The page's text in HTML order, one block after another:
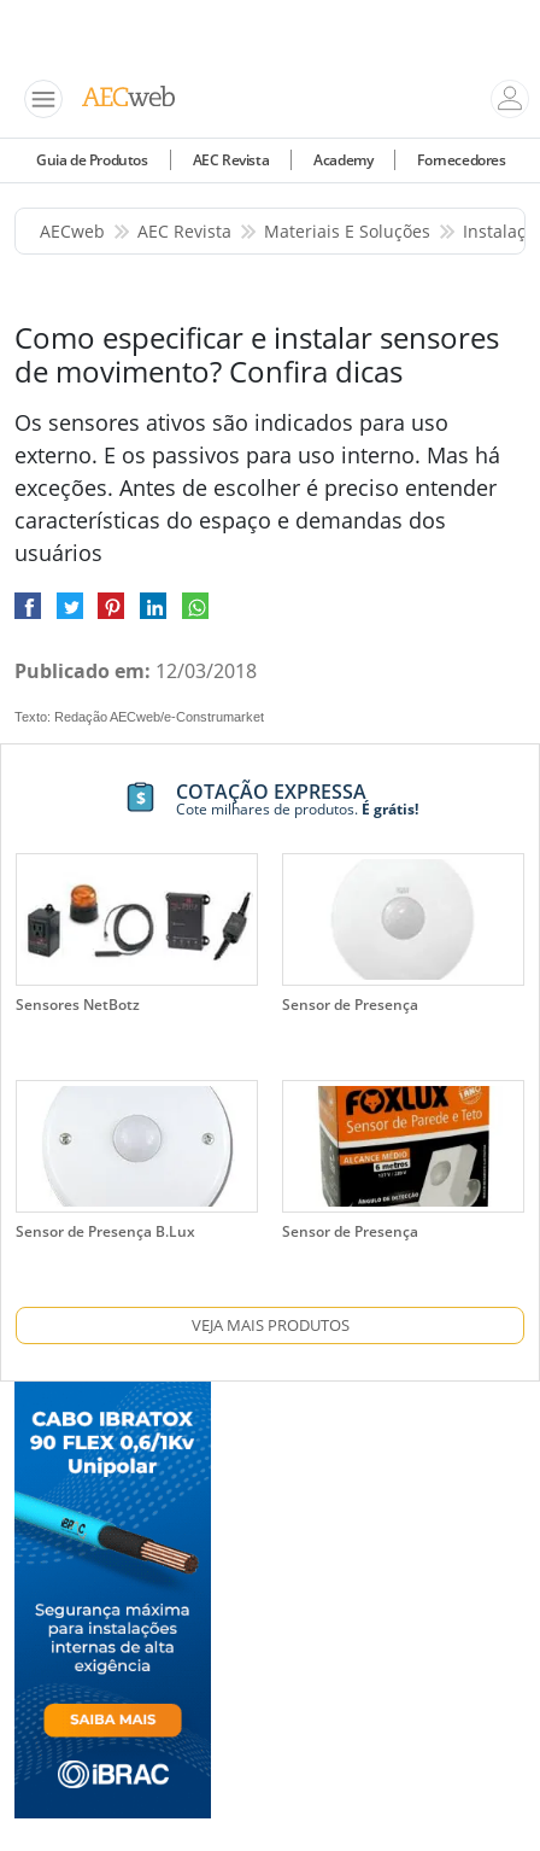
Guia de Produtos AEC Revista Academy Fornecedores
AECweb AEC Revista Materiais E Soluções
Como especificar e instalar sensores
de movimento? Confira dicas
Os sensores ativos são indicados para uso
externo. E os passivos para uso interno. Mas há
exceções. Antes de escolher é preciso entender
características do espaço e demandas dos
usuários
Publicado em: 12/03/2018
Texto: Redação AECweb/e-Construmarket
COTAÇÃO EXPRESSA
Cote milhares de produtos.É grátis!
Sensores NetBotz Sensor de Presença
Sensor de Presença B.Lux Sensor de Presença
VEJA MAIS PRODUTOS